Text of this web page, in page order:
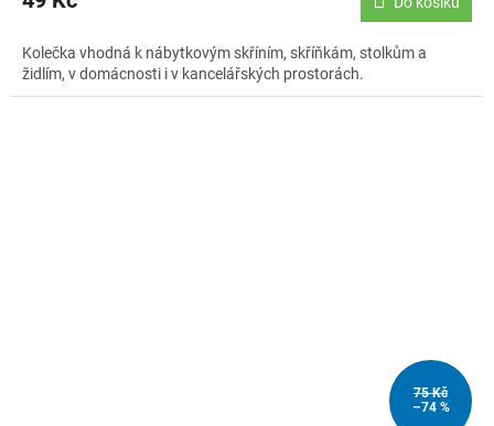
Kolečka vhodná k nábytkovým skříním, skříňkám, stolkům a
židlím, v domácnosti i v kancelářských prostorách.
75 Kč
–74 %